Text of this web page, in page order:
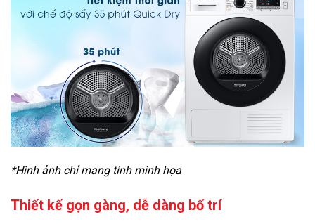
*Hình ảnh chỉ mang tính minh họa
Thiết kế gọn gàng, dễ dàng bố trí